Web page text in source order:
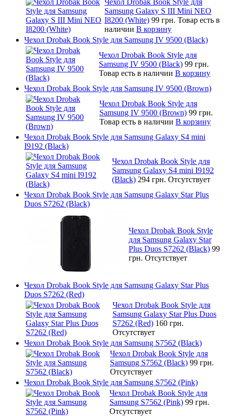
Samsung Galaxy S III Mini NEO
I8200 (White) 99 грн. Товар есть в
наличии В корзину
Чехол Drobak Book Style для Samsung IV 9500 (Black)
Чехол Drobak Book Style для
Samsung IV 9500 (Black) 99 грн.
Товар есть в наличии В корзину
Чехол Drobak Book Style для Samsung IV 9500 (Brown)
Чехол Drobak Book Style для
Samsung IV 9500 (Brown) 99 грн.
Товар есть в наличии В корзину
Чехол Drobak Book Style для Samsung Galaxy S4 mini
I9192 (Black)
Чехол Drobak Book Style для
Samsung Galaxy S4 mini I9192
(Black) 294 грн. Отсутствует
Чехол Drobak Book Style для Samsung Galaxy Star Plus
Duos S7262 (Black)
Чехол Drobak Book Style
для Samsung Galaxy Star
Plus Duos S7262 (Black) 99
грн. Отсутствует
Чехол Drobak Book Style для Samsung Galaxy Star Plus
Duos S7262 (Red)
Чехол Drobak Book Style для
Samsung Galaxy Star Plus Duos
S7262 (Red) 160 грн.
Отсутствует
Чехол Drobak Book Style для Samsung S7562 (Black)
Чехол Drobak Book Style для
Samsung S7562 (Black) 99 грн.
Отсутствует
Чехол Drobak Book Style для Samsung S7562 (Pink)
Чехол Drobak Book Style для
Samsung S7562 (Pink) 99 грн.
Отсутствует